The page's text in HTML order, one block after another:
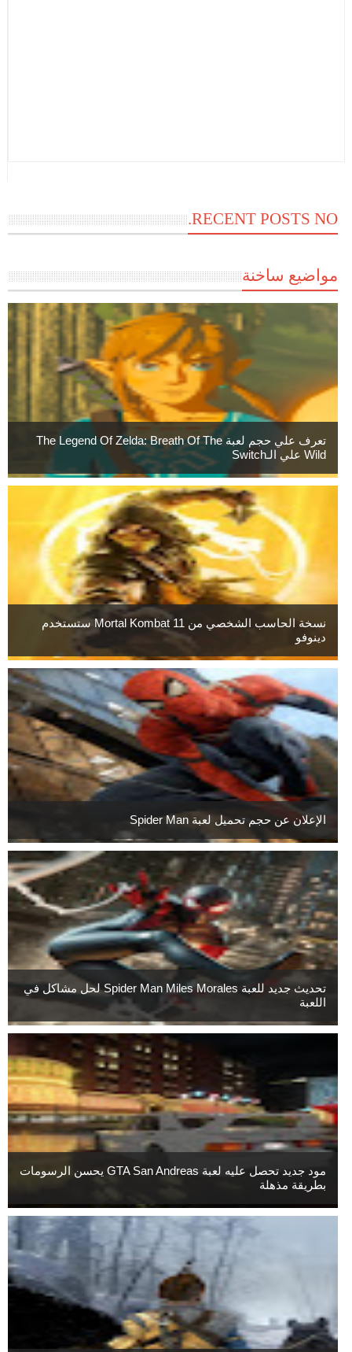
RECENT POSTS NO.
مواضيع ساخنة
تعرف علي حجم لعبة The Legend Of Zelda: Breath Of The
Wild علي الـSwitch
نسخة الحاسب الشخصي من Mortal Kombat 11 ستستخدم
دينوفو
الإعلان عن حجم تحميل لعبة Spider Man
تحديث جديد للعبة Spider Man Miles Morales لحل مشاكل في
اللعبة
مود جديد تحصل عليه لعبة GTA San Andreas يحسن الرسومات
بطريقة مذهلة